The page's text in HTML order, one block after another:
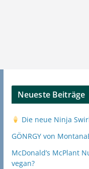
Neueste Beiträge
Die neue Ninja
GÖNRGY von
McDonald’s McPlant
vegan?